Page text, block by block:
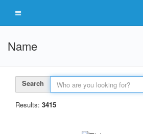
Name
Search
Results: 3415